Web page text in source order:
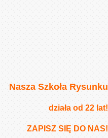
Nasza Szkoła Rysunku
działa od 22 lat!
ZAPISZ SIĘ DO NAS!